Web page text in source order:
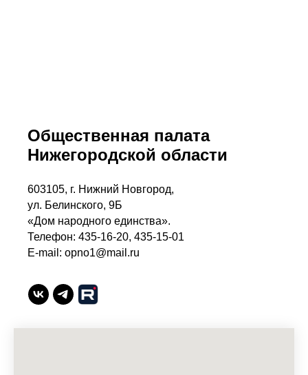
Общественная палата
Нижегородской области
603105, г. Нижний Новгород,
ул. Белинского, 9Б
«Дом народного единства».
Телефон: 435-16-20, 435-15-01
E-mail: opno1@mail.ru